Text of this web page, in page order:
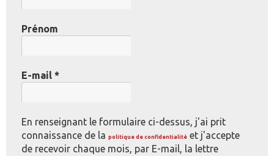
Prénom
E-mail *
En renseignant le formulaire ci-dessus, j'ai prit
connaissance de la politique de confidentialité et j'accepte
de recevoir chaque mois, par E-mail, la lettre